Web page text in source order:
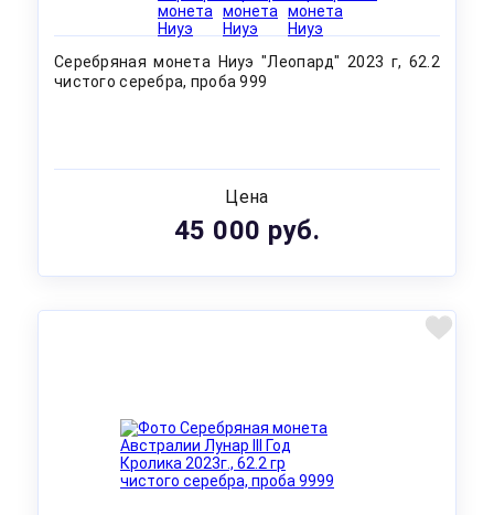
Серебряная монета Ниуэ "Леопард" 2023 г, 62.2
чистого серебра, проба 999
Цена
45 000 руб.